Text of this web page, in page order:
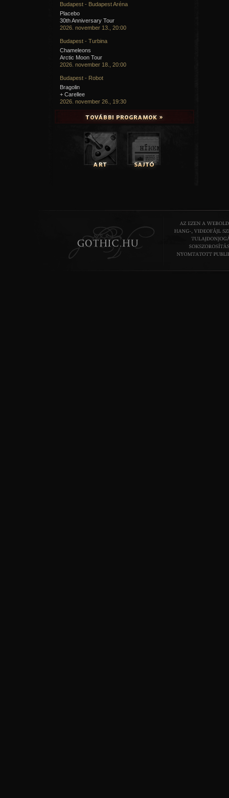
Budapest - Budapest Aréna
Placebo
30th Anniversary Tour
2026. november 13., 20:00
Budapest - Turbina
Chameleons
Arctic Moon Tour
2026. november 18., 20:00
Budapest - Robot
Bragolin
+ Carellee
2026. november 26., 19:30